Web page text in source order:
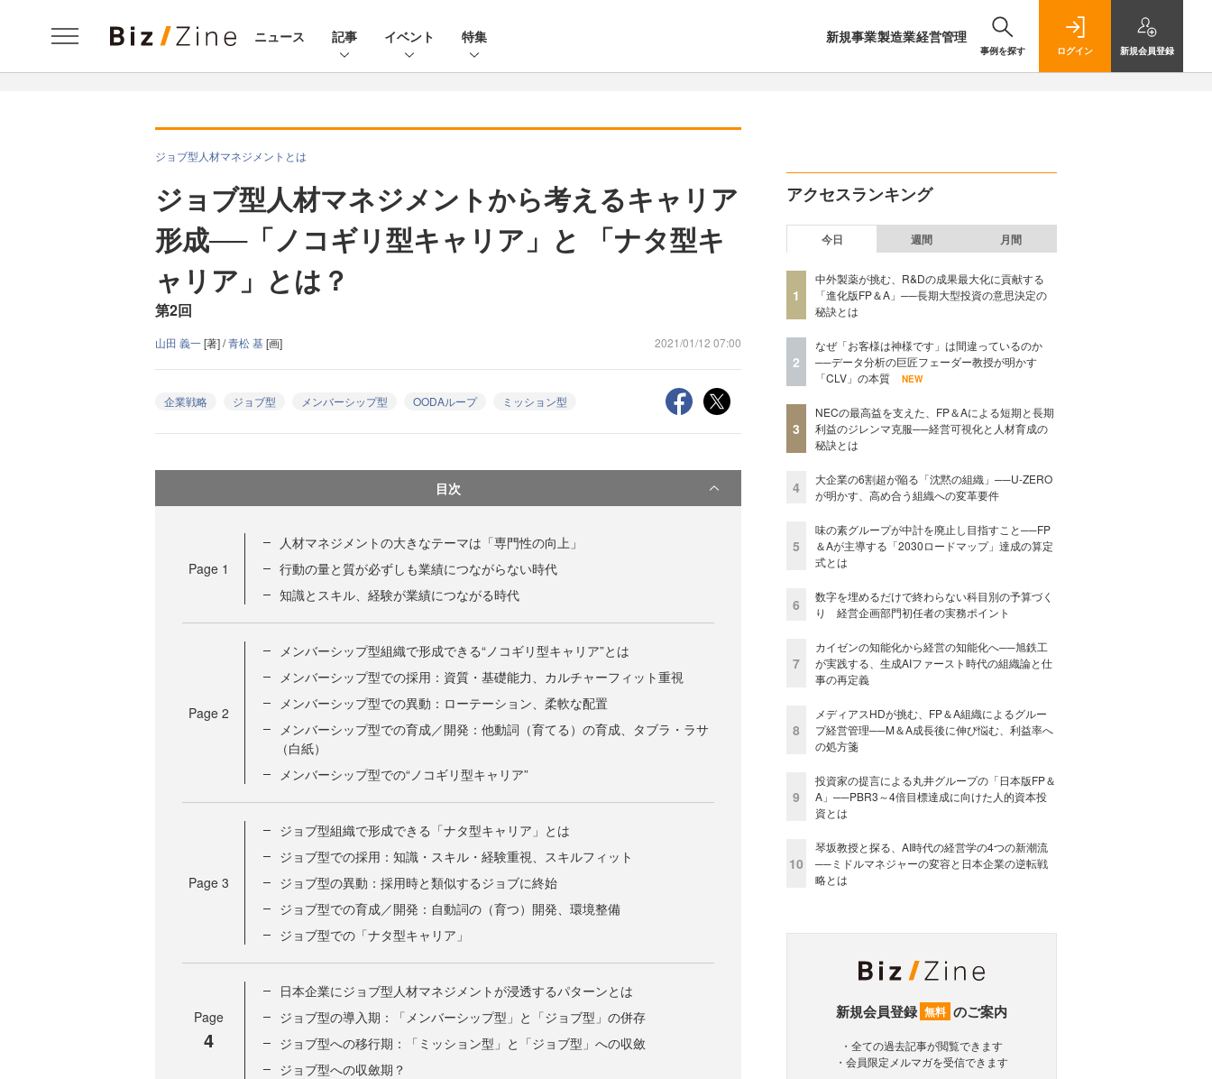
ニュース 記事 イベント 特集 新規事業製造業経営管理
事例を探す ログイン 新規会員登録
ジョブ型人材マネジメントとは
ジョブ型人材マネジメントから考えるキャリア
形成──「ノコギリ型キャリア」と 「ナタ型キ
ャリア」とは？
第2回
山田 義一[著] /青松 基[画] 2021/01/12 07:00
企業戦略 ジョブ型 メンバーシップ型 OODAループ ミッション型
目次
Page 1
人材マネジメントの大きなテーマは「専門性の向上」
行動の量と質が必ずしも業績につながらない時代
知識とスキル、経験が業績につながる時代
Page 2
メンバーシップ型組織で形成できる“ノコギリ型キャリア”とは
メンバーシップ型での採用：資質・基礎能力、カルチャーフィット重視
メンバーシップ型での異動：ローテーション、柔軟な配置
メンバーシップ型での育成／開発：他動詞（育てる）の育成、タブラ・ラサ
（白紙）
メンバーシップ型での“ノコギリ型キャリア”
Page 3
ジョブ型組織で形成できる「ナタ型キャリア」とは
ジョブ型での採用：知識・スキル・経験重視、スキルフィット
ジョブ型の異動：採用時と類似するジョブに終始
ジョブ型での育成／開発：自動詞の（育つ）開発、環境整備
ジョブ型での「ナタ型キャリア」
Page
4
日本企業にジョブ型人材マネジメントが浸透するパターンとは
ジョブ型の導入期：「メンバーシップ型」と「ジョブ型」の併存
ジョブ型への移行期：「ミッション型」と「ジョブ型」への収斂
ジョブ型への収斂期？
アクセスランキング
今日 週間 月間
1
中外製薬が挑む、R&Dの成果最大化に貢献する
「進化版FP＆A」──長期大型投資の意思決定の
秘訣とは
2
なぜ「お客様は神様です」は間違っているのか
──データ分析の巨匠フェーダー教授が明かす
「CLV」の本質
NEW
3
NECの最高益を支えた、FP＆Aによる短期と長期
利益のジレンマ克服──経営可視化と人材育成の
秘訣とは
4
大企業の6割超が陥る「沈黙の組織」──U-ZERO
が明かす、高め合う組織への変革要件
5
味の素グループが中計を廃止し目指すこと──FP
＆Aが主導する「2030ロードマップ」達成の算定
式とは
6
数字を埋めるだけで終わらない科目別の予算づく
り 経営企画部門初任者の実務ポイント
7
カイゼンの知能化から経営の知能化へ──旭鉄工
が実践する、生成AIファースト時代の組織論と仕
事の再定義
8
メディアスHDが挑む、FP＆A組織によるグルー
プ経営管理──M＆A成長後に伸び悩む、利益率へ
の処方箋
9
投資家の提言による丸井グループの「日本版FP＆
A」──PBR3～4倍目標達成に向けた人的資本投
資とは
10
琴坂教授と探る、AI時代の経営学の4つの新潮流
──ミドルマネジャーの変容と日本企業の逆転戦
略とは
新規会員登録 無料 のご案内
・全ての過去記事が閲覧できます
・会員限定メルマガを受信できます